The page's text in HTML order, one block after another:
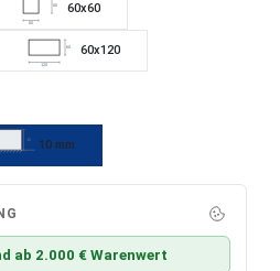
60
60x60
zurzeit nicht verfügbar.)
120
60x120
nicht verfügbar.)
10 10 mm
ab 2.000 € Warenwert